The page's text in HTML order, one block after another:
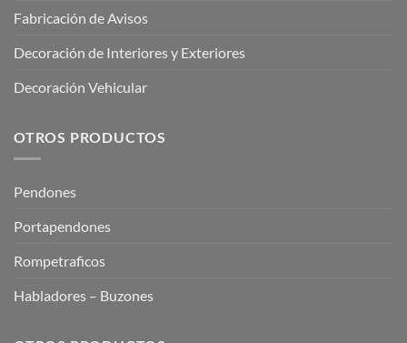
Fabricación de Avisos
Decoración de Interiores y Exteriores
Decoración Vehicular
OTROS PRODUCTOS
Pendones
Portapendones
Rompetraficos
Habladores – Buzones